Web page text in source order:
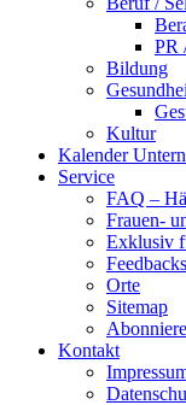
PR
Bildung
Kultur
Kalender
Service
FAQ –
Frauen-
Exklusiv
Feedbacks
Orte
Sitemap
Kontakt